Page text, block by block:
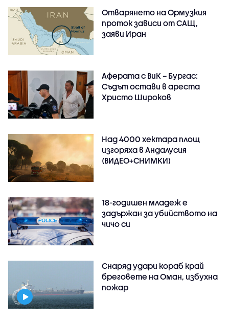
Отварянето на Ормузкия
проток зависи от САЩ,
заяви Иран
Аферата с ВиК – Бургас:
Съдът остави в ареста
Христо Широков
Над 4000 хектара площ
изгоряха в Андалусия
(ВИДЕО+СНИМКИ)
18-годишен младеж е
задържан за убийството на
чичо си
Снаряд удари кораб край
бреговете на Оман, избухна
пожар